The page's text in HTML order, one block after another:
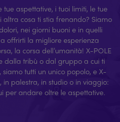
aspettative, i tuoi limiti, le tue
altra cosa ti stia frenando? Siamo
nei giorni buoni e in quelli
offrirti la migliore esperienza
la corsa dell’umanità! X-POLE
dalla tribù o dal gruppo a cui ti
tutti un unico popolo, e X-
in palestra, in studio o in viaggio:
per andare oltre le aspettative.